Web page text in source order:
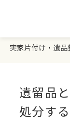
遺品整
ランキ
実家片付け・遺品
遺留品
処分す